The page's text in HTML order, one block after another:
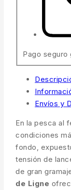
Pago seguro
Envíos y
En la pesca al
condiciones
fondo,
tensión de
de gran
de Ligne